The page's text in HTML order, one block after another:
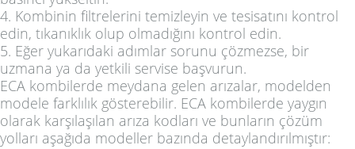
4. Kombinin filtrelerini temizleyin ve tesisatını kontrol
edin, tıkanıklık olup olmadığını kontrol edin.
5. Eğer yukarıdaki adımlar sorunu çözmezse, bir
uzmana ya da yetkili servise başvurun.
ECA kombilerde meydana gelen arızalar, modelden
modele farklılık gösterebilir. ECA kombilerde yaygın
olarak karşılaşılan arıza kodları ve bunların çözüm
yolları aşağıda modeller bazında detaylandırılmıştır: